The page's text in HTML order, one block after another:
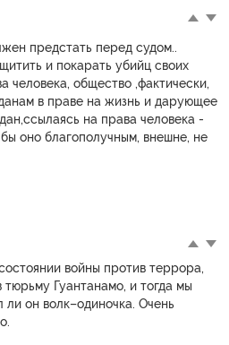
предстать перед судом..
и покарать убийц своих
человека, общество ,фактически,
в праве на жизнь и дарующее
на права человека -
оно благополучным, внешне, не
войны против террора,
тюрьму Гуантанамо, и тогда мы
он волк–одиночка. Очень